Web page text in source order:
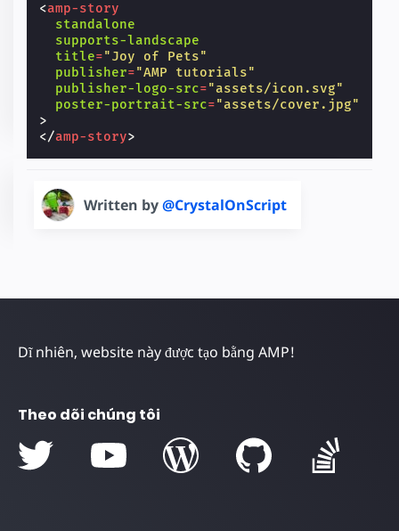
<amp-story
standalone
supports-landscape
title="Joy of Pets"
publisher="AMP tutorials"
publisher-logo-src="assets/icon.svg"
poster-portrait-src="assets/cover.jpg"
>
</amp-story>
Written by@CrystalOnScript
Dĩ nhiên, website này được tạo bằng AMP!
Theo dõi chúng tôi